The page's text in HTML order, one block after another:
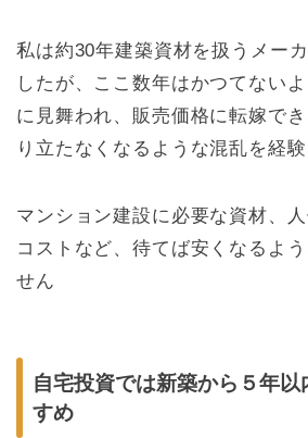
私は約30年建築資材を扱うメー
したが、ここ数年はかつてない
に見舞われ、販売価格に転嫁で
り立たなくなるような混乱を経
マンション建設に必要な資材、
コストなど、待てば安くなるよ
せん
自宅投資では新築から５年
すめ